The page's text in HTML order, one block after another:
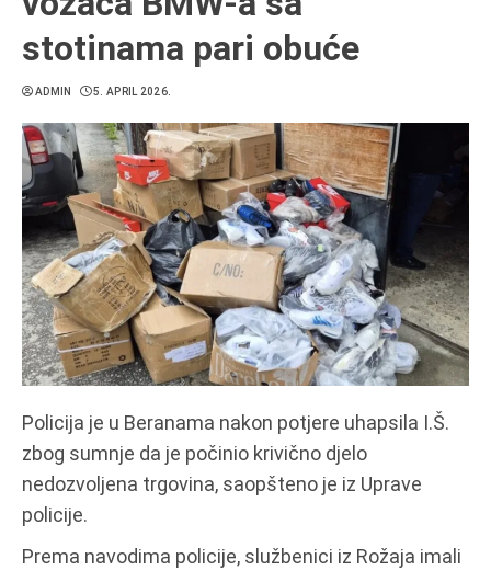
stotinama pari obuće
ADMIN 5. APRIL 2026.
Policija je u Beranama nakon potjere uhapsila I.Š.
zbog sumnje da je počinio krivično djelo
nedozvoljena trgovina, saopšteno je iz Uprave
policije.
Prema navodima policije, službenici iz Rožaja imali